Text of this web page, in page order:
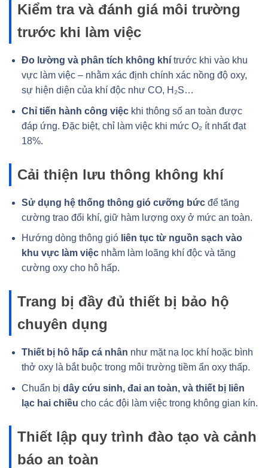
Kiểm tra và đánh giá môi trường
trước khi làm việc
Đo lường và phân tích không khítrước khi vào khu
vực làm việc – nhằm xác định chính xác nồng độ oxy,
sự hiện diện của khí độc như CO, H₂S…
Chỉ tiến hành công việckhi thông số an toàn được
đáp ứng. Đặc biệt, chỉ làm việc khi mức O₂ ít nhất đạt
18%.
Cải thiện lưu thông không khí
Sử dụng hệ thống thông gió cưỡng bứcđể tăng
cường trao đổi khí, giữ hàm lượng oxy ở mức an toàn.
Hướng dòng thông gió liên tục từ nguồn sạch vào
khu vực làm việcnhằm làm loãng khí độc và tăng
cường oxy cho hô hấp.
Trang bị đầy đủ thiết bị bảo hộ
chuyên dụng
Thiết bị hô hấp cá nhân như mặt nạ lọc khí hoặc bình
thở oxy là bắt buộc trong môi trường tiềm ẩn oxy thấp.
Chuẩn bị dây cứu sinh, đai an toàn, và thiết bị liên
lạc hai chiều cho các đội làm việc trong không gian kín.
Thiết lập quy trình đào tạo và cảnh
báo an toàn